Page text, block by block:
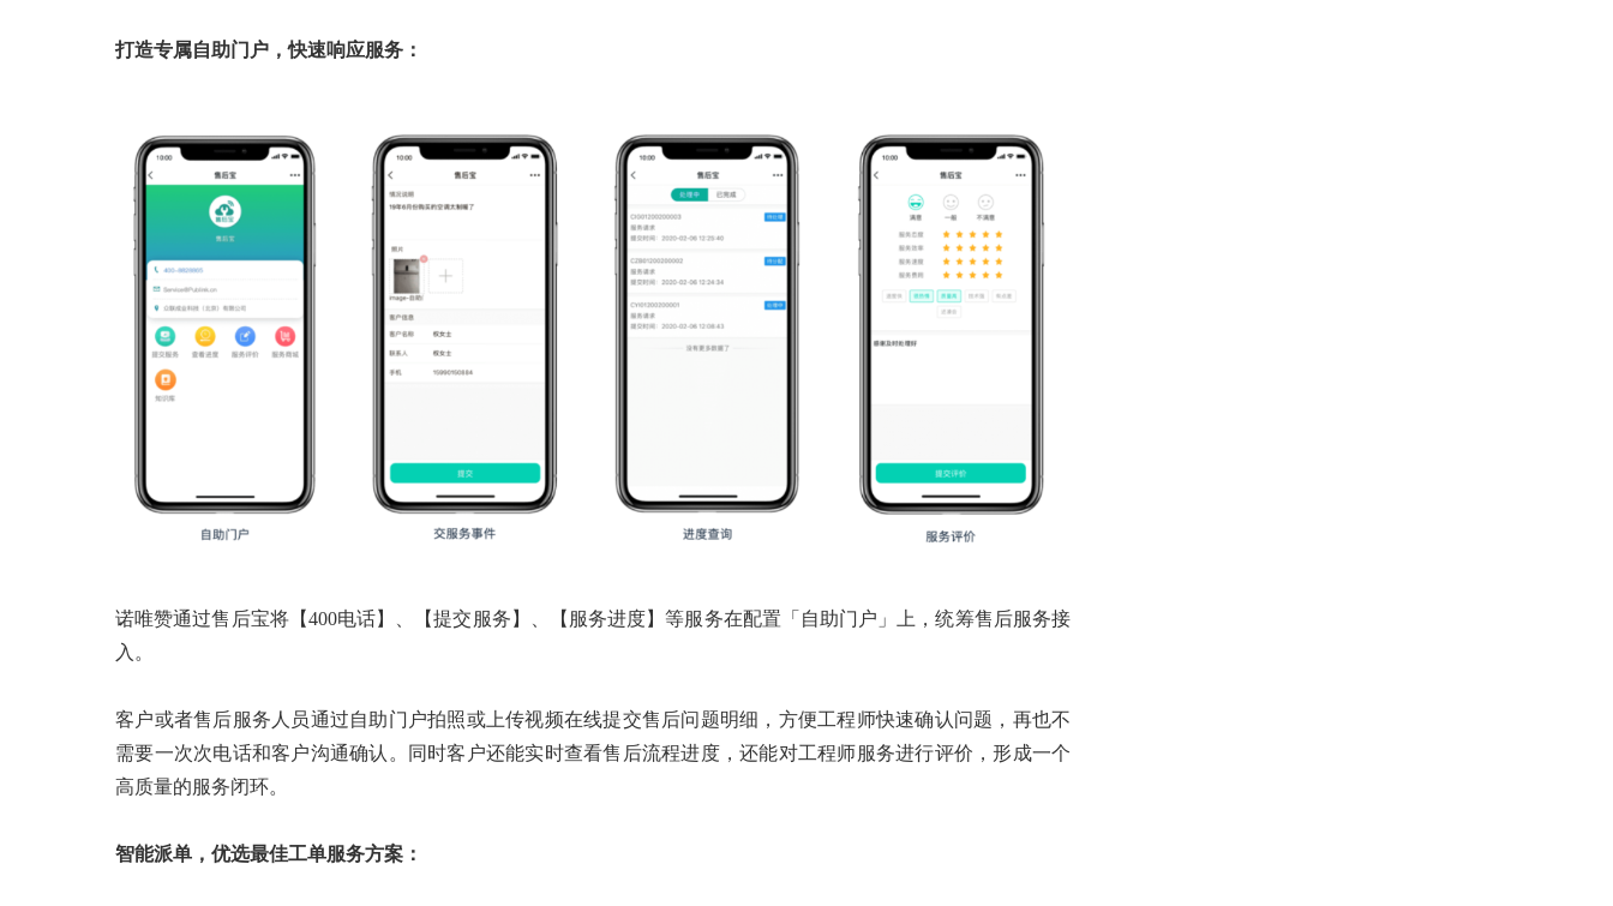
打造专属自助门户，快速响应服务：
诺唯赞通过售后宝将【400电话】、【提交服务】、【服务进度】等服务在配置「自助门户」上，统筹售后服务接
入。
客户或者售后服务人员通过自助门户拍照或上传视频在线提交售后问题明细，方便工程师快速确认问题，再也不
需要一次次电话和客户沟通确认。同时客户还能实时查看售后流程进度，还能对工程师服务进行评价，形成一个
高质量的服务闭环。
智能派单，优选最佳工单服务方案：